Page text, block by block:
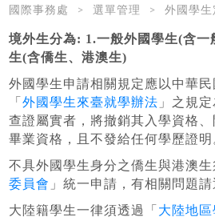
國際事務處 選單管理 外國學生
境外生分為: 1.一般外國學生(含一
生(含僑生、港澳生)
外國學生申請相關規定應以中華
「外國學生來臺就學辦法 」之規
查證屬實者，將撤銷其入學資格
畢業資格，且不發給任何學歷證明
不具外國學生身分之僑生與港澳
委員會 」統一申請，有相關問題請
大陸籍學生一律須透過「 大陸地